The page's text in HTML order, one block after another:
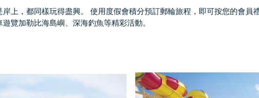
上，都同樣玩得盡興。 使用度假會積分預訂郵輪旅程，即可按您的會員
覽加勒比海島嶼、深海釣魚等精彩活動。